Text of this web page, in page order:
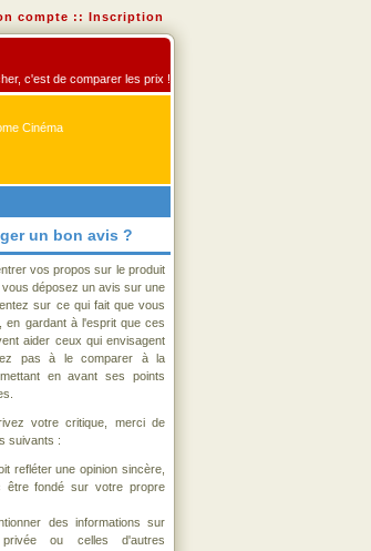
compte :: Inscription
c'est de comparer les prix !
Cinéma
un bon avis ?
vos propos sur le produit
déposez un avis sur une
sur ce qui fait que vous
en gardant à l'esprit que ces
aider ceux qui envisagent
pas à le comparer à la
en avant ses points
votre critique, merci de
suivants :
refléter une opinion sincère,
être fondé sur votre propre
des informations sur
ou celles d'autres